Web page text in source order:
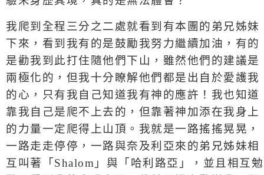
我爬到全程三分之二處就看到有本團的弟兄姊妹
下來，看到我有的是鼓勵我努力繼續加油，有的
是勸我到此打住隨他們下山，雖然他們的建議是
兩極化的，但我十分瞭解他們都是出自於愛護我
的心，只有我自己知道我有神的應許！我也知道
靠我自己是爬不上去的，但靠著神加添在我身上
的力量一定爬得上山頂。我就是一路搖搖晃晃，
一路走走停停，一路與奈及利亞來的弟兄姊妹相
互叫著「 Shalom 」與「哈利路亞」，並且相互勉